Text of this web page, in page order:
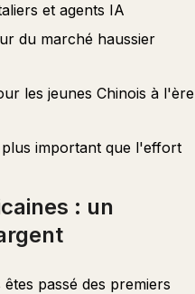
et agents IA
du marché haussier
les jeunes Chinois à l'ère
important que l'effort
: un
passé des premiers